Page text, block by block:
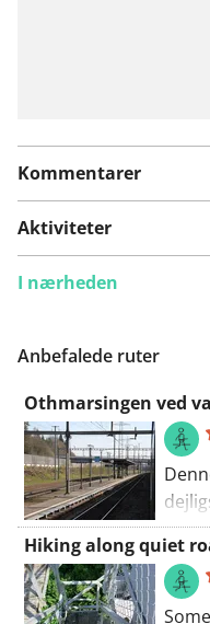
Kommentarer
Aktiviteter
I nærheden
Anbefalede ruter
Othmarsingen ved
vil
Hiking along quiet